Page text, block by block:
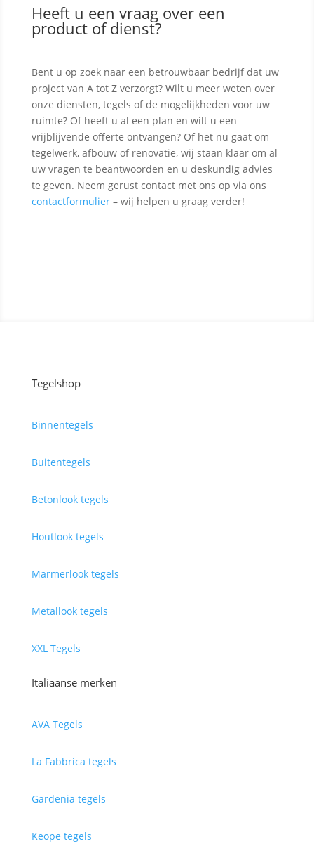
Heeft u een vraag over een
product of dienst?
Bent u op zoek naar een betrouwbaar bedrijf dat uw
project van A tot Z verzorgt? Wilt u meer weten over
onze diensten, tegels of de mogelijkheden voor uw
ruimte? Of heeft u al een plan en wilt u een
vrijblijvende offerte ontvangen? Of het nu gaat om
tegelwerk, afbouw of renovatie, wij staan klaar om al
uw vragen te beantwoorden en u deskundig advies
te geven. Neem gerust contact met ons op via ons
contactformulier– wij helpen u graag verder!
Tegelshop
Binnentegels
Buitentegels
Betonlook tegels
Houtlook tegels
Marmerlook tegels
Metallook tegels
XXL Tegels
Italiaanse merken
AVA Tegels
La Fabbrica tegels
Gardenia tegels
Keope tegels